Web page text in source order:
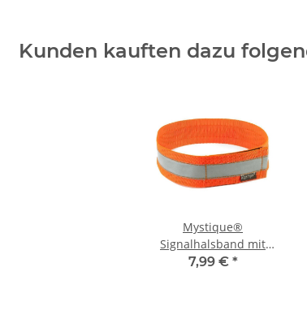
Kunden kauften dazu
Mystique®
Signalhalsband mit
Klettverschluss
7,99 € *